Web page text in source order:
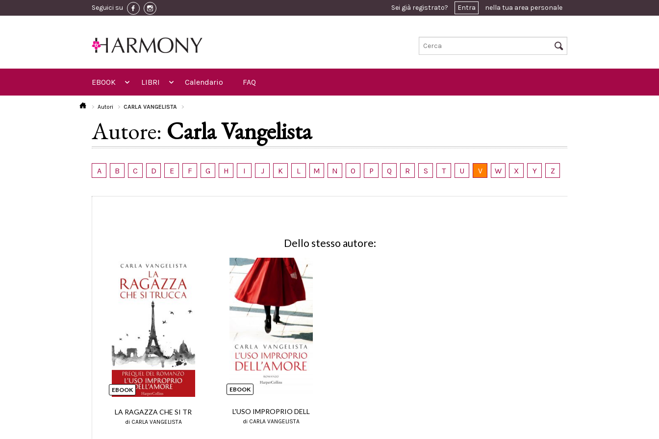
Seguici su Sei già registrato? Entra nella tua area personale
EBOOK LIBRI Calendario FAQ
Autori CARLA VANGELISTA
Autore: Carla Vangelista
A B C D E F G H I J K L M N O P Q R S T U V W X Y Z
Dello stesso autore:
EBOOK
LA RAGAZZA CHE SI TR
di CARLA VANGELISTA
EBOOK
L'USO IMPROPRIO DELL
di CARLA VANGELISTA